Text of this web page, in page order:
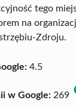
tego
na
Zdroju.
4.5
w Google: 269